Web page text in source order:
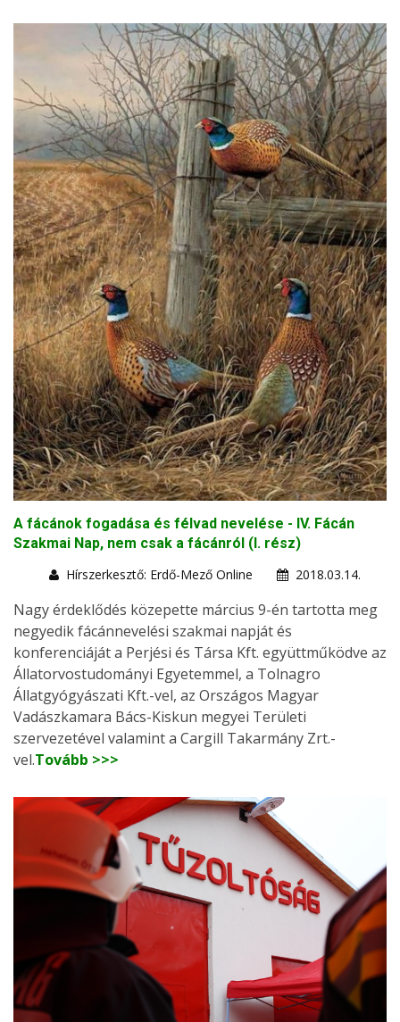
A fácánok fogadása és félvad nevelése - IV. Fácán
Szakmai Nap, nem csak a fácánról (I. rész)
Hírszerkesztő: Erdő-Mező Online
2018.03.14.
Nagy érdeklődés közepette március 9-én tartotta meg
negyedik fácánnevelési szakmai napját és
konferenciáját a Perjési és Társa Kft. együttműködve az
Állatorvostudományi Egyetemmel, a Tolnagro
Állatgyógyászati Kft.-vel, az Országos Magyar
Vadászkamara Bács-Kiskun megyei Területi
szervezetével valamint a Cargill Takarmány Zrt.-
vel.Tovább >>>